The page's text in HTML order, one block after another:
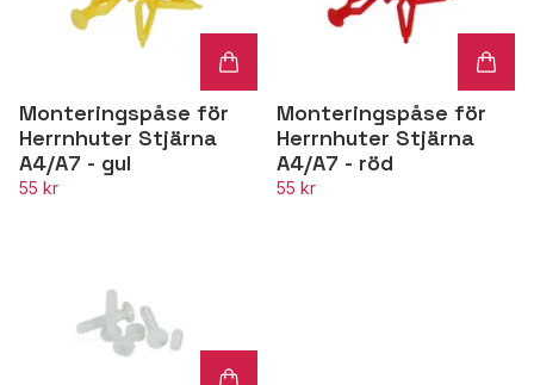
Monteringspåse för
Herrnhuter Stjärna
A4/A7 - gul
55 kr
Monteringspåse för
Herrnhuter Stjärna
A4/A7 - röd
55 kr